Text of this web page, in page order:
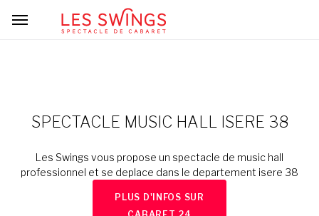
SPECTACLE MUSIC HALL ISERE 38
Les Swings vous propose un spectacle de music hall
professionnel et se deplace dans le departement isere 38
PLUS D'INFOS SUR